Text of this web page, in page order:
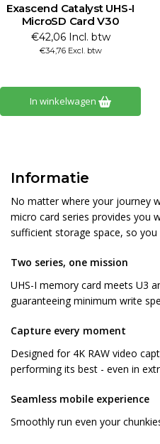
Exascend Catalyst UHS-I
MicroSD Card V30
€42,06 Incl. btw
€34,76 Excl. btw
In winkelwagen
Informatie
No matter where your journey
micro card series provides you
sufficient storage space, so
Two series, one mission
UHS-I memory card meets U3
guaranteeing minimum write
Capture every moment
Designed for 4K RAW video
performing its best - even in
Seamless mobile experience
Smoothly run even your